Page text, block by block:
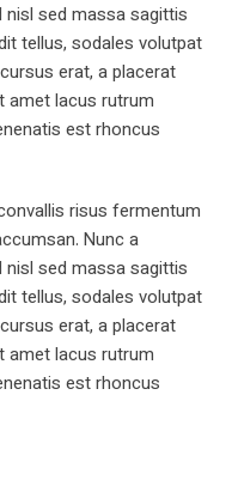
sed massa sagittis
tellus, sodales volutpat
erat, a placerat
amet lacus rutrum
est rhoncus
risus fermentum
Nunc a
sed massa sagittis
tellus, sodales volutpat
erat, a placerat
amet lacus rutrum
est rhoncus